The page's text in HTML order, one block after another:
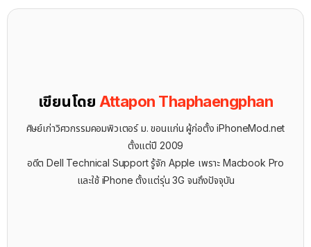
เขียนโดย Attapon Thaphaengphan
ศิษย์เก่าวิศวกรรมคอมพิวเตอร์ ม. ขอนแก่น ผู้ก่อตั้ง iPhoneMod.net
ตั้งแต่ปี 2009
อดีต Dell Technical Support รู้จัก ​Apple เพราะ Macbook Pro
และใช้ iPhone ตั้งแต่รุ่น 3G จนถึงปัจจุบัน